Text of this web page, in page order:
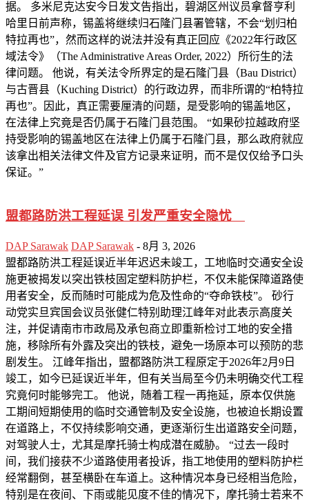
据。 多米尼克达安今日发文告指出，碧湖区州议员拿督亨利
哈里日前声称，锡盖将继续归石隆门县署管辖，不会“划归柏
特拉再也”，然而这样的说法并没有真正回应《2022年行政区
域法令》（The Administrative Areas Order, 2022）所衍生的法
律问题。 他说，有关法令所界定的是石隆门县（Bau District）
与古晋县（Kuching District）的行政边界，而非所谓的“柏特拉
再也”。因此，真正需要厘清的问题，是受影响的锡盖地区，
在法律上究竟是否仍属于石隆门县范围。 “如果砂拉越政府坚
持受影响的锡盖地区在法律上仍属于石隆门县，那么政府就应
该拿出相关法律文件及官方记录来证明，而不是仅仅给予口头
保证。”
盟都路防洪工程延误 引发严重安全隐忧
DAP Sarawak DAP Sarawak - 8月 3, 2026
盟都路防洪工程延误近半年迟迟未竣工，工地临时交通安全设
施更被揭发以突出铁枝固定塑料防护栏，不仅未能保障道路使
用者安全，反而随时可能成为危及性命的“夺命铁枝”。 砂行
动党实旦宾国会议员张健仁特别助理江峰年对此表示高度关
注，并促请南市市政局及承包商立即重新检讨工地的安全措
施，移除所有外露及突出的铁枝，避免一场原本可以预防的悲
剧发生。 江峰年指出，盟都路防洪工程原定于2026年2月9日
竣工，如今已延误近半年，但有关当局至今仍未明确交代工程
究竟何时能够完工。 他说，随着工程一再拖延，原本仅供施
工期间短期使用的临时交通管制及安全设施，也被迫长期设置
在道路上，不仅持续影响交通，更逐渐衍生出道路安全问题，
对驾驶人士，尤其是摩托骑士构成潜在威胁。 “过去一段时
间，我们接获不少道路使用者投诉，指工地使用的塑料防护栏
经常翻倒，甚至横卧在车道上。这种情况本身已经相当危险，
特别是在夜间、下雨或能见度不佳的情况下，摩托骑士若来不